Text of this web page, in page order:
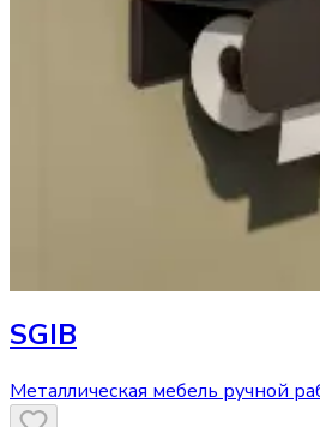
SGIB
Металлическая мебель ручной